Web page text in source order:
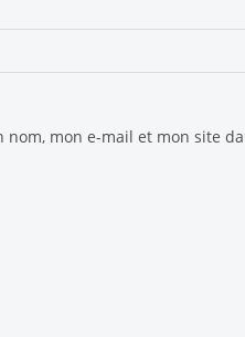
nom, mon e-mail et mon site